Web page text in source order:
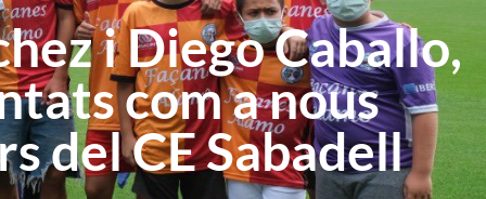
i Diego Caballo,
com a nous
del CE Sabadell